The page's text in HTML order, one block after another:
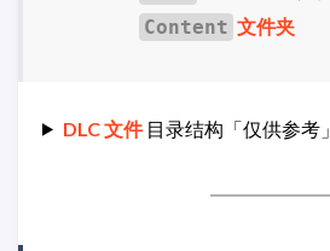
Content 文件夹
DLC 文件目录结构「仅供参考」